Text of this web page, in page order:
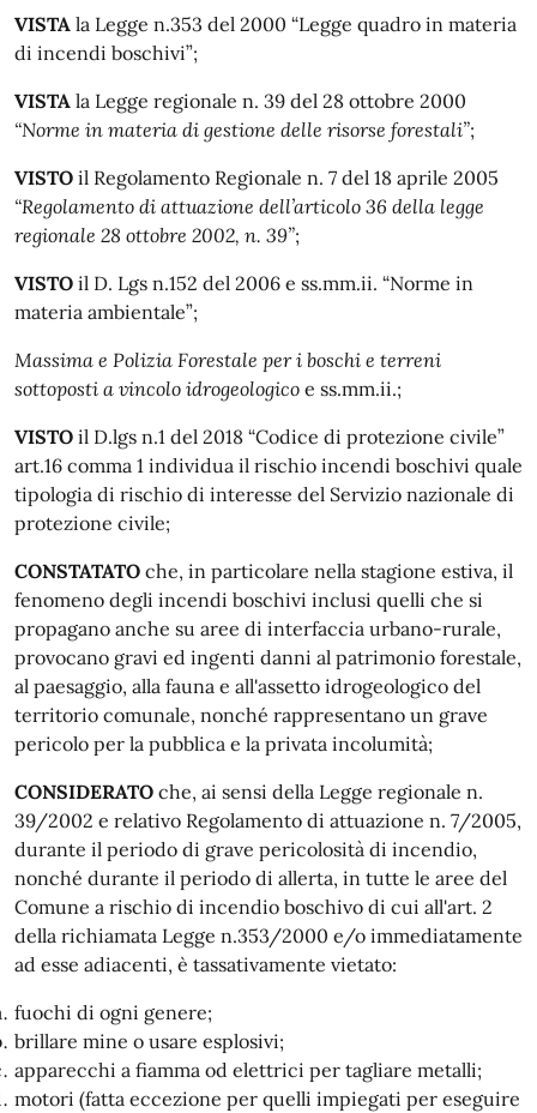
VISTA la Legge n.353 del 2000 “Legge quadro in materia
di incendi boschivi”;
VISTA la Legge regionale n. 39 del 28 ottobre 2000
“Norme in materia di gestione delle risorse forestali”;
VISTO il Regolamento Regionale n. 7 del 18 aprile 2005
“Regolamento di attuazione dell’articolo 36 della legge
regionale 28 ottobre 2002, n. 39”;
VISTO il D. Lgs n.152 del 2006 e ss.mm.ii. “Norme in
materia ambientale”;
Massima e Polizia Forestale per i boschi e terreni
sottoposti a vincolo idrogeologico e ss.mm.ii.;
VISTO il D.lgs n.1 del 2018 “Codice di protezione civile”
art.16 comma 1 individua il rischio incendi boschivi quale
tipologia di rischio di interesse del Servizio nazionale di
protezione civile;
CONSTATATO che, in particolare nella stagione estiva, il
fenomeno degli incendi boschivi inclusi quelli che si
propagano anche su aree di interfaccia urbano-rurale,
provocano gravi ed ingenti danni al patrimonio forestale,
al paesaggio, alla fauna e all'assetto idrogeologico del
territorio comunale, nonché rappresentano un grave
pericolo per la pubblica e la privata incolumità;
CONSIDERATO che, ai sensi della Legge regionale n.
39/2002 e relativo Regolamento di attuazione n. 7/2005,
durante il periodo di grave pericolosità di incendio,
nonché durante il periodo di allerta, in tutte le aree del
Comune a rischio di incendio boschivo di cui all'art. 2
della richiamata Legge n.353/2000 e/o immediatamente
ad esse adiacenti, è tassativamente vietato:
fuochi di ogni genere;
brillare mine o usare esplosivi;
apparecchi a fiamma od elettrici per tagliare metalli;
motori (fatta eccezione per quelli impiegati per eseguire